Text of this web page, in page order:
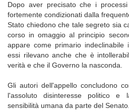
Dopo aver precisato che i
fortemente condizionati dalla
Stato chiedono che tale segreto sia
corso in omaggio al principio
appare come primario indeclinabile
essi rilevano anche che è
verità e che il Governo la nasconda.
Gli autori dell'appello concludono
l'assoluto disinteresse politico e
sensibilità umana da parte del Senato.